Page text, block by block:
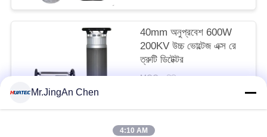
40mm অনুপ্রবেশ 600W
200KV উচ্চ ভোল্টেজ এক্স রে
ত্রুটি ডিটেক্টর
MOQ:১ পিসি
Mr.JingAn Chen
4:10 AM